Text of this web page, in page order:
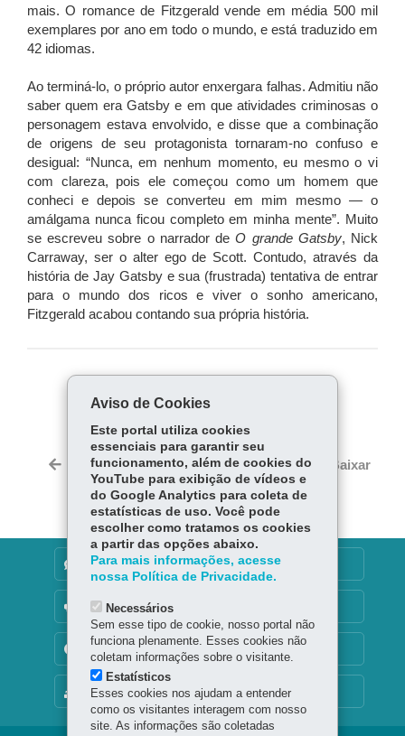
mais. O romance de Fitzgerald vende em média 500 mil
exemplares por ano em todo o mundo, e está traduzido em
42 idiomas.
Ao terminá-lo, o próprio autor enxergara falhas. Admitiu não
saber quem era Gatsby e em que atividades criminosas o
personagem estava envolvido, e disse que a combinação
de origens de seu protagonista tornaram-no confuso e
desigual: “Nunca, em nenhum momento, eu mesmo o vi
com clareza, pois ele começou como um homem que
conheci e depois se converteu em mim mesmo — o
amálgama nunca ficou completo em minha mente”. Muito
se escreveu sobre o narrador deO grande Gatsby, Nick
Carraway, ser o alter ego de Scott. Contudo, através da
história de Jay Gatsby e sua (frustrada) tentativa de entrar
para o mundo dos ricos e viver o sonho americano,
Fitzgerald acabou contando sua própria história.
ce
bo
ok
Tw
itt
er
ts
Ap
p
Voltar Início Imprimir Baixar
MAPA DO SITE
DENUNCIE CORRUPÇÃO
OUVIDORIA
TRANSPARÊNCIA INSTITUCIONAL
Aviso de Cookies
Este portal utiliza cookies
essenciais para garantir seu
funcionamento, além de cookies do
YouTube para exibição de vídeos e
do Google Analytics para coleta de
estatísticas de uso. Você pode
escolher como tratamos os cookies
a partir das opções abaixo.
Para mais informações, acesse
nossa Política de Privacidade.
Necessários
Sem esse tipo de cookie, nosso portal não
funciona plenamente. Esses cookies não
coletam informações sobre o visitante.
Estatísticos
Esses cookies nos ajudam a entender
como os visitantes interagem com nosso
site. As informações são coletadas